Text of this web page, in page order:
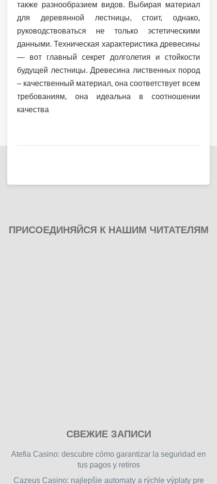
также разнообразием видов. Выбирая материал
для деревянной лестницы, стоит, однако,
руководствоваться не только эстетическими
данными. Техническая характеристика древесины
— вот главный секрет долголетия и стойкости
будущей лестницы. Древесина лиственных пород
– качественный материал, она соответствует всем
требованиям, она идеальна в соотношении
качества
ПРИСОЕДИНЯЙСЯ К НАШИМ ЧИТАТЕЛЯМ
free
СВЕЖИЕ ЗАПИСИ
Atefia Casino: descubre cómo garantizar la seguridad en
tus pagos y retiros
Cazeus Casino: najlepšie automaty a rýchle výplaty pre